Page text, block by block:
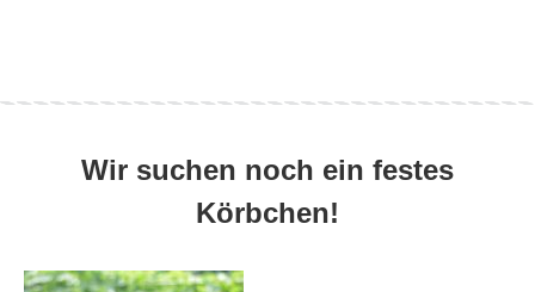
Wir suchen noch ein festes
Körbchen!